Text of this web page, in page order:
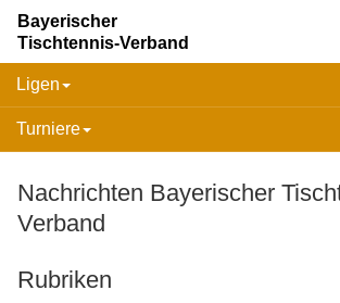
Bayerischer
Tischtennis-Verband
Ligen
Turniere
Nachrichten Bayerischer
Verband
Rubriken